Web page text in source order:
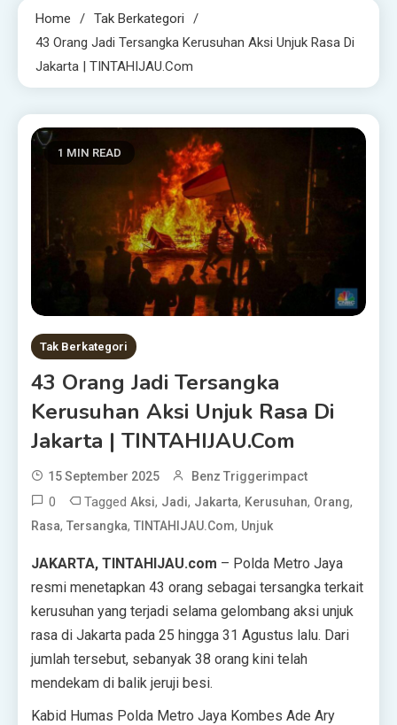
Home
Tak Berkategori
43 Orang Jadi Tersangka Kerusuhan Aksi Unjuk Rasa Di
Jakarta | TINTAHIJAU.com
1 MIN READ
Tak Berkategori
43 Orang Jadi Tersangka
Kerusuhan Aksi Unjuk Rasa Di
Jakarta | TINTAHIJAU.com
15 September 2025 Benz Triggerimpact
0 Tagged Aksi, Jadi, Jakarta, Kerusuhan, Orang,
Rasa, Tersangka, TINTAHIJAU.com, Unjuk
JAKARTA, TINTAHIJAU.com – Polda Metro Jaya
resmi menetapkan 43 orang sebagai tersangka terkait
kerusuhan yang terjadi selama gelombang aksi unjuk
rasa di Jakarta pada 25 hingga 31 Agustus lalu. Dari
jumlah tersebut, sebanyak 38 orang kini telah
mendekam di balik jeruji besi.
Kabid Humas Polda Metro Jaya Kombes Ade Ary